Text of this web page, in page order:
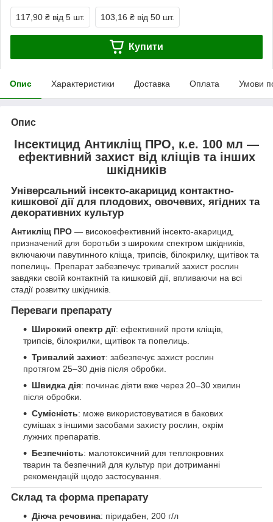
117,90 ₴ від 5 шт. 103,16 ₴ від 50 шт.
Купити
Опис Характеристики Доставка Оплата Умови
Опис
Інсектицид Антикліщ ПРО, к.е. 100 мл —
ефективний захист від кліщів та інших
шкідників
Універсальний інсекто-акарицид контактно-
кишкової дії для плодових, овочевих, ягідних та
декоративних культур
Антикліщ ПРО — високоефективний інсекто-акарицид,
призначений для боротьби з широким спектром шкідників,
включаючи павутинного кліща, трипсів, білокрилку, щитівок та
попелиць. Препарат забезпечує тривалий захист рослин
завдяки своїй контактній та кишковій дії, впливаючи на всі
стадії розвитку шкідників.
Переваги препарату
Широкий спектр дії: ефективний проти кліщів,
трипсів, білокрилки, щитівок та попелиць.
Тривалий захист: забезпечує захист рослин
протягом 25–30 днів після обробки.
Швидка дія: починає діяти вже через 20–30 хвилин
після обробки.
Сумісність: може використовуватися в бакових
сумішах з іншими засобами захисту рослин, окрім
лужних препаратів.
Безпечність: малотоксичний для теплокровних
тварин та безпечний для культур при дотриманні
рекомендацій щодо застосування.
Склад та форма препарату
Діюча речовина: піридабен, 200 г/л